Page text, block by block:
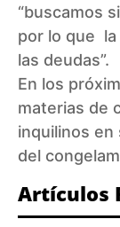
“buscamos
por lo que
las deudas”.
En los
materias de
inquilinos en
del
Artículos